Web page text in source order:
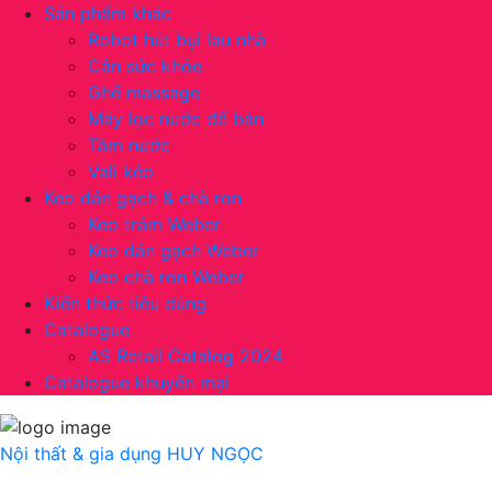
Sản phẩm khác
Robot hút bụi lau nhà
Cân sức khỏe
Ghế massage
Máy lọc nước để bàn
Tăm nước
Vali kéo
Keo dán gạch & chà ron
Keo trám Weber
Keo dán gạch Weber
Keo chà ron Weber
Kiến thức tiêu dùng
Catalogue
AS Retail Catalog 2024
Catalogue khuyến mại
Nội thất & gia dụng HUY NGỌC